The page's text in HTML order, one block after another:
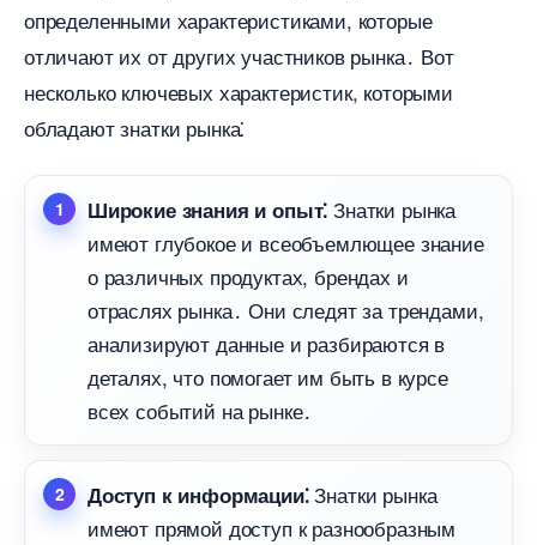
определенными характеристиками, которые
отличают их от других участников рынка․ Вот
несколько ключевых характеристик, которыми
обладают знатки рынка⁚
Широкие знания и опыт⁚ Знатки рынка
имеют глубокое и всеобъемлющее знание
о различных продуктах, брендах и
отраслях рынка․ Они следят за трендами,
анализируют данные и разбираются
деталях, что помогает им быть в курсе
сех событий на рынке․
Доступ к информации⁚Знатки рынка
имеют прямой доступ к разнообразным